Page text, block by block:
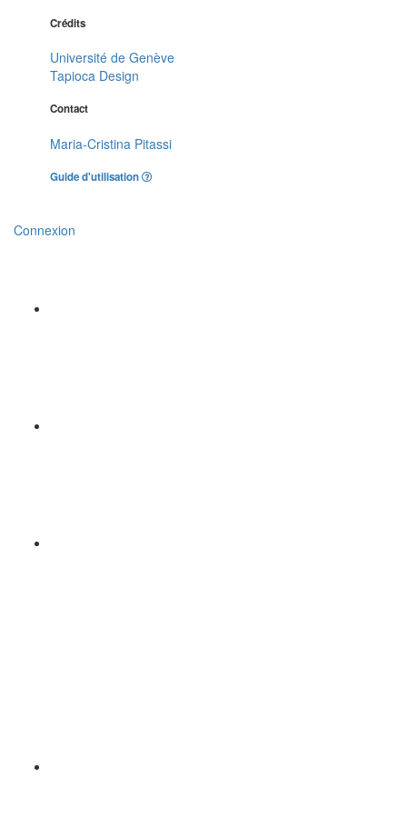
Crédits
Université de Genève
Tapioca Design
Contact
Maria-Cristina Pitassi
Guide d'utilisation
Connexion